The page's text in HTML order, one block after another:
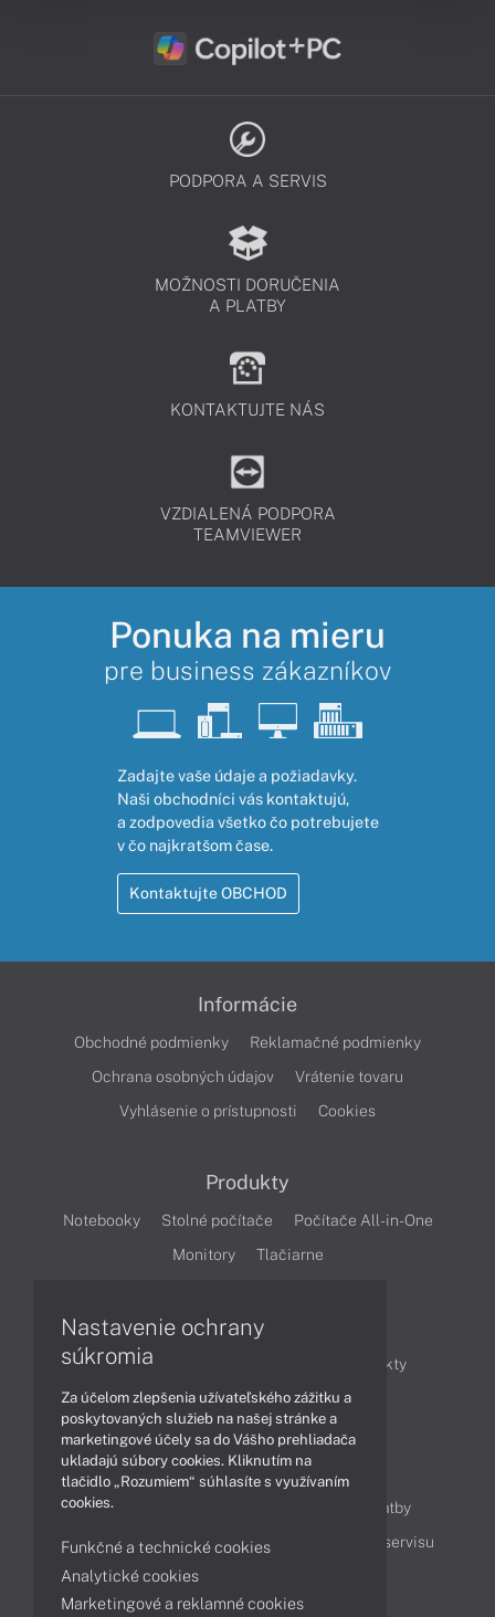
PODPORA A SERVIS
MOŽNOSTI DORUČENIA
A PLATBY
KONTAKTUJTE NÁS
VZDIALENÁ PODPORA
TEAMVIEWER
Ponuka na mieru
pre business zákazníkov
Zadajte vaše údaje a požiadavky.
Naši obchodníci vás kontaktujú,
a zodpovedia všetko čo potrebujete
v čo najkratšom čase.
Kontaktujte OBCHOD
Informácie
Obchodné podmienky
Reklamačné podmienky
Ochrana osobných údajov
Vrátenie tovaru
Vyhlásenie o prístupnosti
Cookies
Produkty
Notebooky Stolné počítače
Počítače All-in-One
Monitory
Tlačiarne
Články
Obchodné informácie
Produkty
Technológie
Videá
Obsah
Ako nakupovať
Možnosti doručenia a platby
Podpora a servis
Servisné služby Cenník servisu
Nastavenie ochrany
súkromia
Za účelom zlepšenia užívateľského zážitku a
poskytovaných služieb na našej stránke a
marketingové účely sa do Vášho prehliadača
ukladajú súbory cookies. Kliknutím na
tlačidlo „Rozumiem“ súhlasíte s využívaním
cookies.
Funkčné a technické cookies
Analytické cookies
Marketingové a reklamné cookies